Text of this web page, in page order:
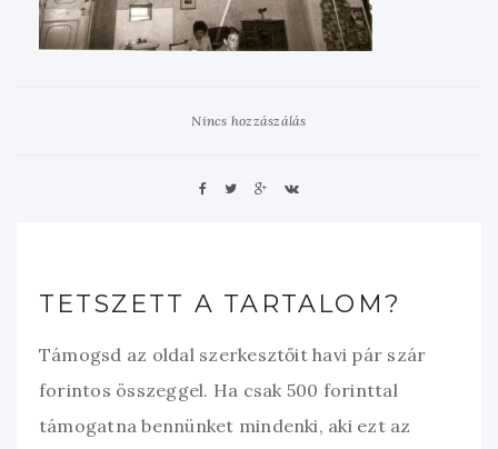
Nincs hozzászálás
TETSZETT A TARTALOM?
Támogsd az oldal szerkesztőit havi pár szár
forintos összeggel. Ha csak 500 forinttal
támogatna bennünket mindenki, aki ezt az